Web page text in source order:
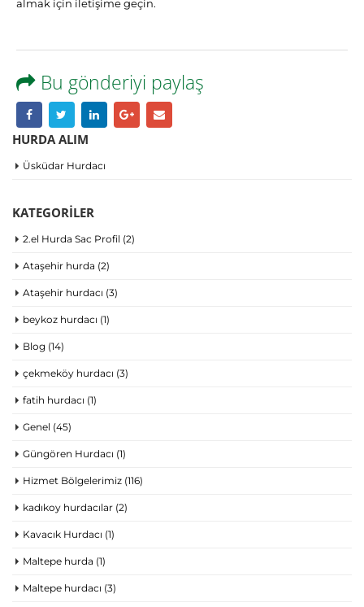
almak için iletişime geçin.
Bu gönderiyi paylaş
HURDA ALIM
Üsküdar Hurdacı
KATEGORILER
2.el Hurda Sac Profil (2)
Ataşehir hurda (2)
Ataşehir hurdacı (3)
beykoz hurdacı (1)
Blog (14)
çekmeköy hurdacı (3)
fatih hurdacı (1)
Genel (45)
Güngören Hurdacı (1)
Hizmet Bölgelerimiz (116)
kadıkoy hurdacılar (2)
Kavacık Hurdacı (1)
Maltepe hurda (1)
Maltepe hurdacı (3)